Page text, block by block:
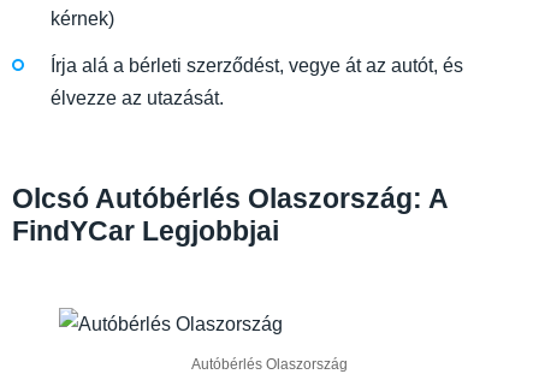
kérnek)
Írja alá a bérleti szerződést, vegye át az autót, és
élvezze az utazását.
Olcsó Autóbérlés Olaszország: A
FindYCar Legjobbjai
Autóbérlés Olaszország